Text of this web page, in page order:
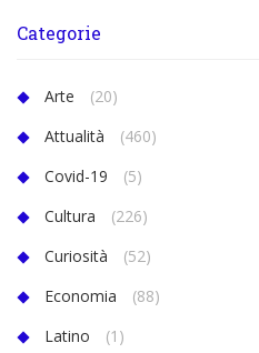
Categorie
Arte
(20)
Attualità
(460)
Covid-19
(5)
Cultura
(226)
Curiosità
(52)
Economia
(88)
Latino
(1)